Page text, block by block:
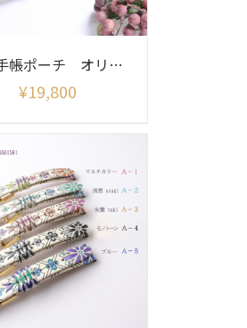
お薬手帳ポーチ オリエント柄
¥19,800